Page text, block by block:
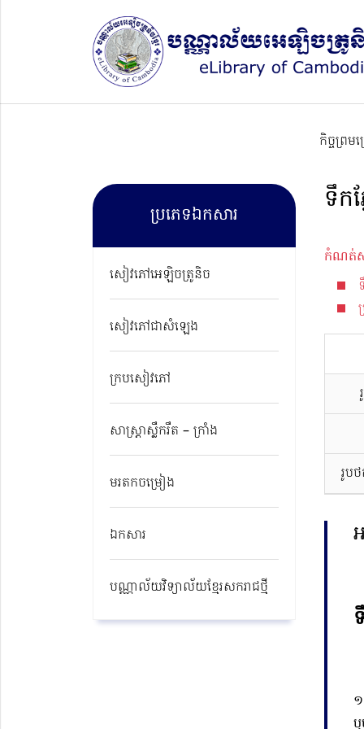
កិច្ចព្រម
ប្រភេទឯកសារ
សៀវភៅអេឡិចត្រូនិច
សៀវភៅជាសំឡេង
ក្របសៀវភៅ
សាស្ត្រាស្លឹករឹត – ក្រាំង
មរតកចម្រៀង
ឯកសារ
បណ្ណាល័យវិទ្យាល័យខ្មែរសករាជថ្មី​
ទឹក
កំណត់ស
រូប
ឬ